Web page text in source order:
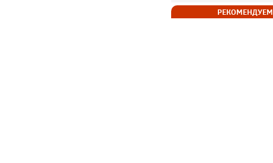
РЕКОМЕНДУЕМ